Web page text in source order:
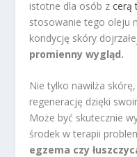
istotne dla osób zcerą
stosowanie tego oleju
kondycję skóry
promienny wygląd.
Nie tylko nawilża
regenerację dzięki
Może być skutecznie
środek w terapii
egzema czy